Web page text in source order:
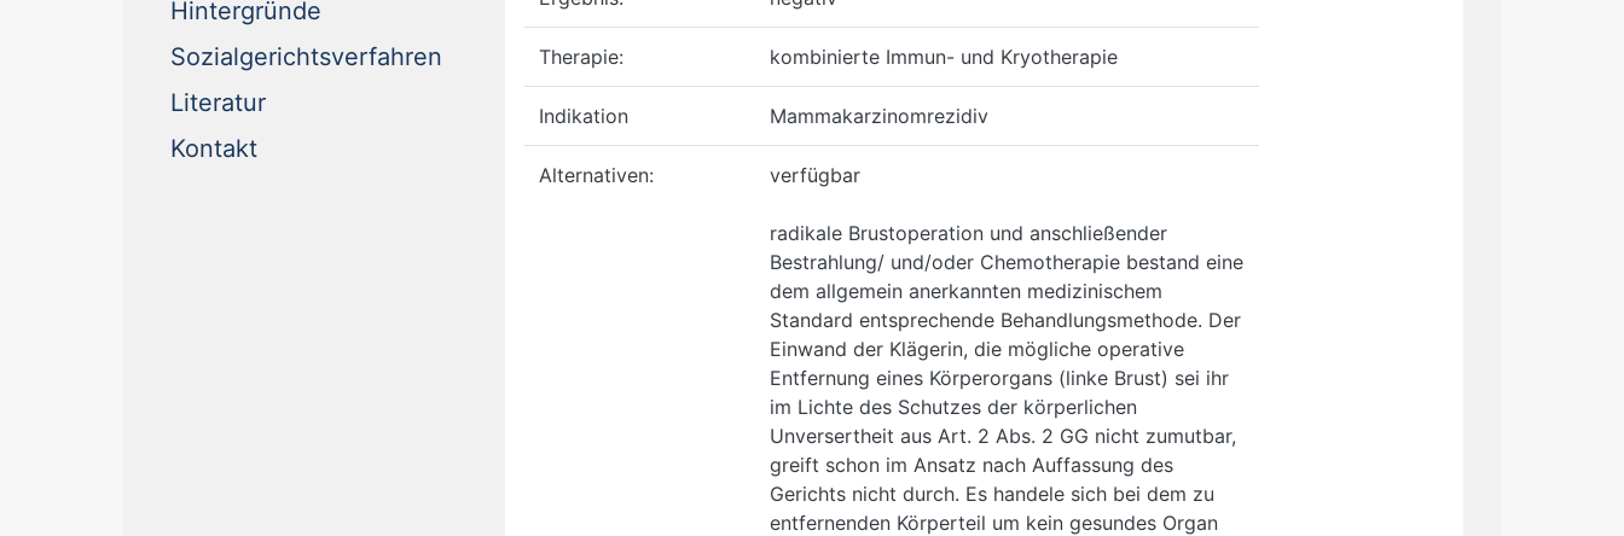
Hintergründe
Sozialgerichtsverfahren
Literatur
Kontakt
Therapie: kombinierte Immun- und Kryotherapie
Indikation Mammakarzinomrezidiv
Alternativen: verfügbar
radikale Brustoperation und anschließender
Bestrahlung/ und/oder Chemotherapie bestand eine
dem allgemein anerkannten medizinischem
Standard entsprechende Behandlungsmethode. Der
Einwand der Klägerin, die mögliche operative
Entfernung eines Körperorgans (linke Brust) sei ihr
im Lichte des Schutzes der körperlichen
Unversertheit aus Art. 2 Abs. 2 GG nicht zumutbar,
greift schon im Ansatz nach Auffassung des
Gerichts nicht durch. Es handele sich bei dem zu
entfernenden Körperteil um kein gesundes Organ